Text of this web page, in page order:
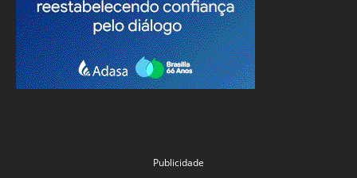
Publicidade